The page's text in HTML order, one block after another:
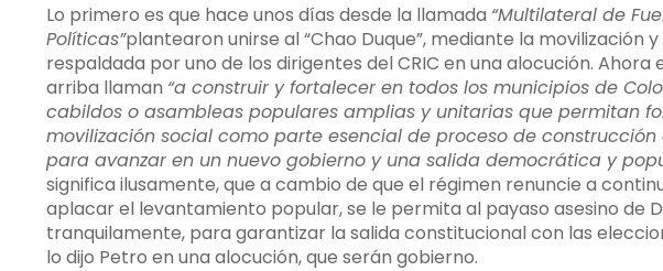
Lo primero es que hace unos días desde la llamada “Multilateral de
Políticas”plantearon unirse al “Chao Duque”, mediante la movilización
respaldada por uno de los dirigentes del CRIC en una alocución.
arriba llaman “a construir y fortalecer en todos los municipios de
cabildos o asambleas populares amplias y unitarias que permitan
movilización social como parte esencial de proceso de construcción
para avanzar en un nuevo gobierno y una salida democrática y
significa ilusamente, que a cambio de que el régimen renuncie a
aplacar el levantamiento popular, se le permita al payaso asesino de
tranquilamente, para garantizar la salida constitucional con las
lo dijo Petro en una alocución, que serán gobierno.